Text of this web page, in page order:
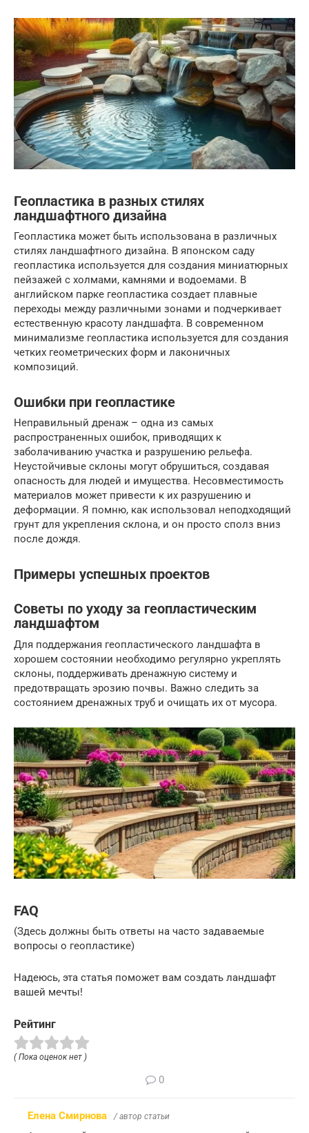
Геопластика в разных стилях
ландшафтного дизайна
Геопластика может быть использована в различных
стилях ландшафтного дизайна. В японском саду
геопластика используется для создания миниатюрных
пейзажей с холмами, камнями и водоемами. В
английском парке геопластика создает плавные
переходы между различными зонами и подчеркивает
естественную красоту ландшафта. В современном
минимализме геопластика используется для создания
четких геометрических форм и лаконичных
композиций.
Ошибки при геопластике
Неправильный дренаж – одна из самых
распространенных ошибок, приводящих к
заболачиванию участка и разрушению рельефа.
Неустойчивые склоны могут обрушиться, создавая
опасность для людей и имущества. Несовместимость
материалов может привести к их разрушению и
деформации. Я помню, как использовал неподходящий
грунт для укрепления склона, и он просто сполз вниз
после дождя.
Примеры успешных проектов
Советы по уходу за геопластическим
ландшафтом
Для поддержания геопластического ландшафта в
хорошем состоянии необходимо регулярно укреплять
склоны, поддерживать дренажную систему и
предотвращать эрозию почвы. Важно следить за
состоянием дренажных труб и очищать их от мусора.
FAQ
(Здесь должны быть ответы на часто задаваемые
вопросы о геопластике)
Надеюсь, эта статья поможет вам создать ландшафт
вашей мечты!
Рейтинг
( Пока оценок нет )
0
Елена Смирнова / автор статьи